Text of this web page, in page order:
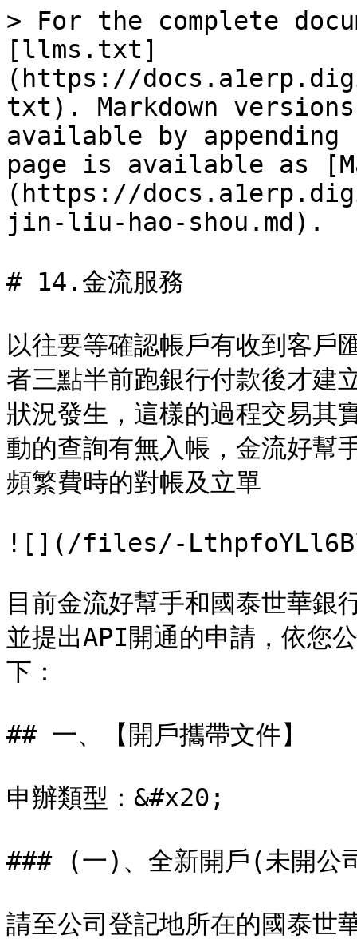
> For the complete
[llms.txt]
(https://
txt). Markdown
available by
page is available as
(https://
jin-liu-hao-shou.md).
# 14.金流服務
以往要等確認帳戶有收到客戶
者三點半前跑銀行付款後才建
狀況發生，這樣的過程交易其
動的查詢有無入帳，金流好幫
頻繁費時的對帳及立單
![](/files/-
目前金流好幫手和國泰世華銀
並提出API開通的申請，依您
下：
## 一、【開戶攜帶文件】
申辦類型：&#x20;
### (一)、全新開戶(未開公
請至公司登記地所在的國泰世